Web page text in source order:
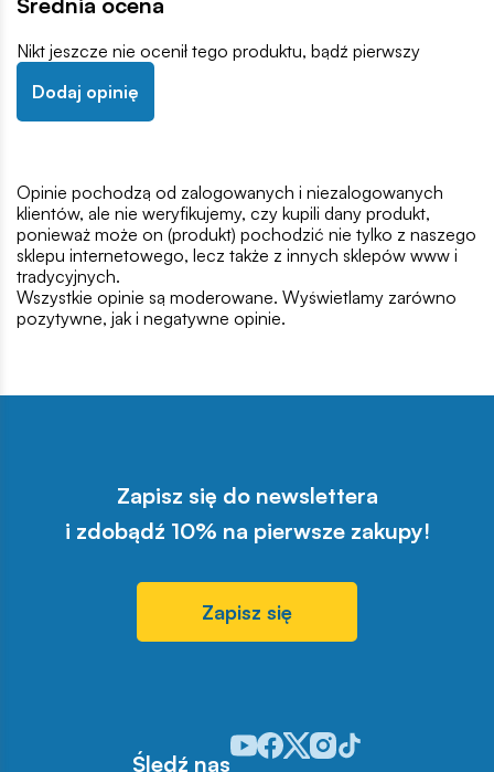
Nikt jeszcze nie ocenił tego produktu, bądź pierwszy
Dodaj opinię
Opinie pochodzą od zalogowanych i niezalogowanych
klientów, ale nie weryfikujemy, czy kupili dany produkt,
ponieważ może on (produkt) pochodzić nie tylko z naszego
sklepu internetowego, lecz także z innych sklepów www i
tradycyjnych.
Wszystkie opinie są moderowane. Wyświetlamy zarówno
pozytywne, jak i negatywne opinie.
Zapisz się do newslettera
i zdobądź 10% na pierwsze zakupy!
Zapisz się
Śledź nas
Odwiedź nasz profil w serwisie
Odwiedź nasz profil w serwisie
Odwiedź nasz profil w
Odwiedź nasz profil w
Odwiedź nasz profil